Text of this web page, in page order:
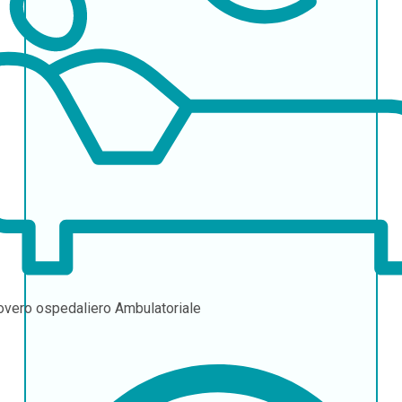
ospedaliero Ambulatoriale